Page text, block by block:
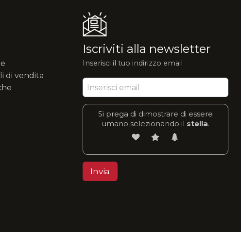
di vendita
Iscriviti alla newsletter
Inserisci il tuo indirizzo email
Si prega di dimostrare di essere
umano selezionando il stella.